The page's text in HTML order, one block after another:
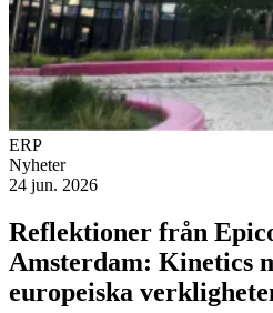
ERP
Nyheter
24 jun. 2026
Reflektioner från
Amsterdam: Kinetics
europeiska